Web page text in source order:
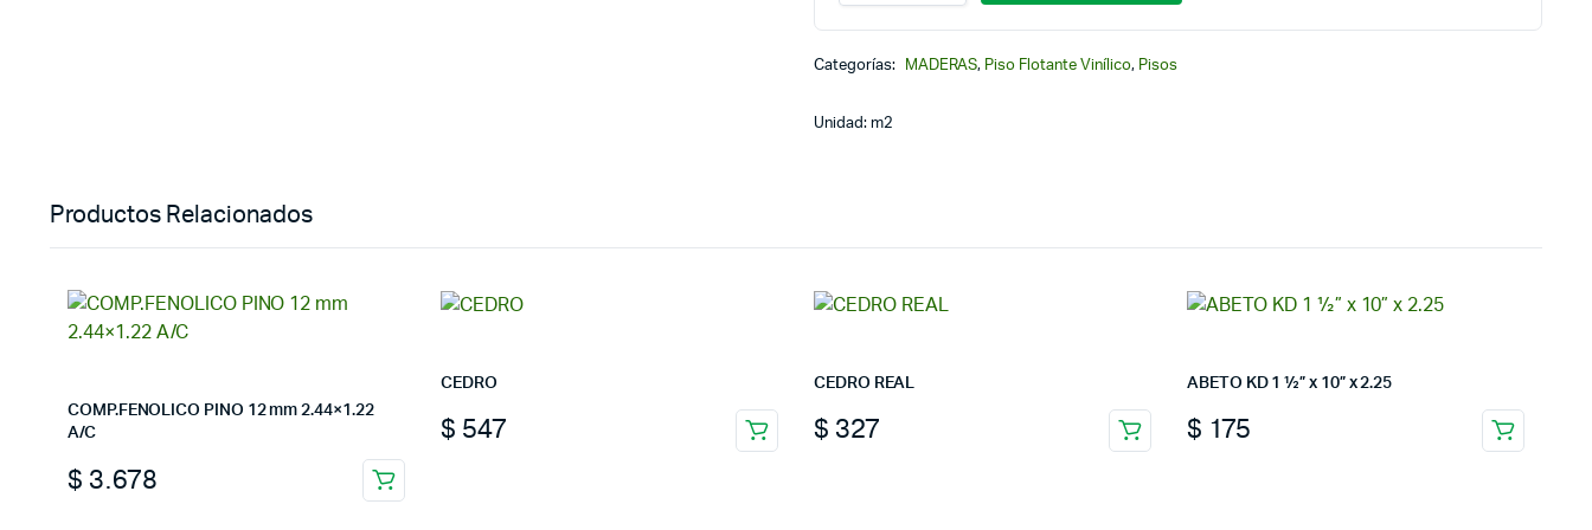
VINILICO
SPC
C/GOMA
1538)
180m
Categorías: MADERAS, Piso Flotante Vinílico, Pisos
Unidad: m2
Productos Relacionados
COMP.FENOLICO PINO 12 mm 2.44×1.22
A/C
$ 3.678
CEDRO
$ 547
CEDRO REAL
$ 327
ABETO KD 1 ½” x 10” x 2.25
$ 175